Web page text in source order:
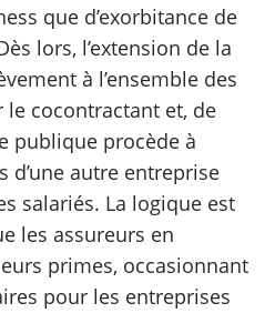
que d’exorbitance de
lors, l’extension de la
à l’ensemble des
cocontractant et, de
publique procède à
d’une autre entreprise
salariés. La logique est
les assureurs en
primes, occasionnant
pour les entreprises